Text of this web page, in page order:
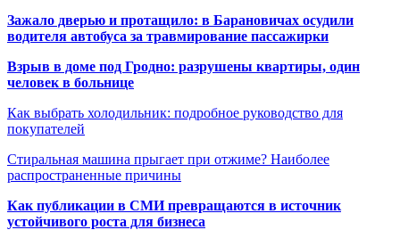
Зажало дверью и протащило: в Барановичах осудили
водителя автобуса за травмирование пассажирки
Взрыв в доме под Гродно: разрушены квартиры, один
человек в больнице
Как выбрать холодильник: подробное руководство для
покупателей
Стиральная машина прыгает при отжиме? Наиболее
распространенные причины
Как публикации в СМИ превращаются в источник
устойчивого роста для бизнеса